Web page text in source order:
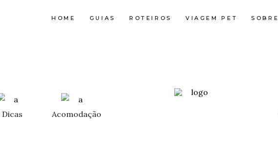
HOME GUIAS ROTEIROS VIAGEM PET SOBRE
Dicas Acomodação